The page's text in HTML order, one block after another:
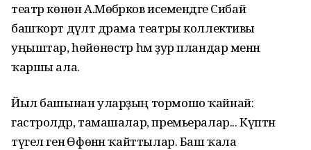
театр көнөн А.Мөбәрәков исемендәге Сибай
башҡорт дәүләт драма театры коллективы
уңыштар, һөйөнөстәр һәм ҙур пландар менән
ҡаршы ала.
Йыл башынан уларҙың тормошо ҡайнай:
гастролдәр, тамашалар, премьералар... Күптән
түгел генә Өфөнән ҡайттылар. Баш ҡала